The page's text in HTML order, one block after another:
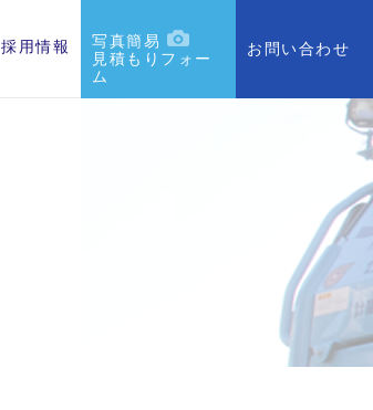
採用情報
写真簡易
見積もりフォー
ム
お問い合わせ